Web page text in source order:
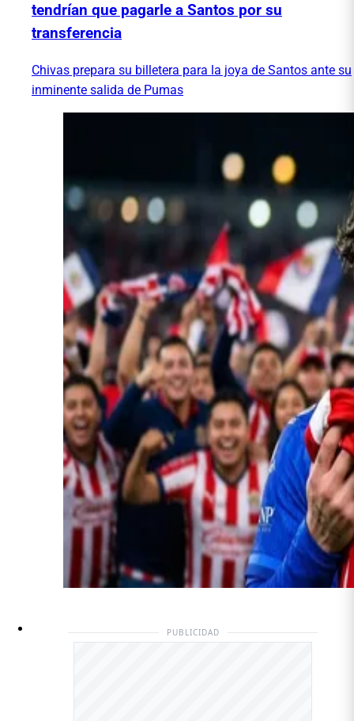
tendrían que pagarle a Santos por su
transferencia
Chivas prepara su billetera para la joya de Santos ante su
inminente salida de Pumas
PUBLICIDAD